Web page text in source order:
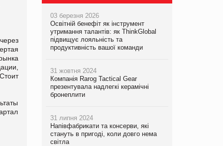
03 березня 2026
Освітній бенефіт як інструмент
утримання талантів: як ThinkGlobal
підвищує лояльність та
продуктивність вашої команди
31 жовтня 2024
Компанія Rarog Tactical Gear
презентувала надлегкі керамічні
бронеплити
31 липня 2024
Напівфабрикати та консерви, які
стануть в пригоді, коли довго нема
світла